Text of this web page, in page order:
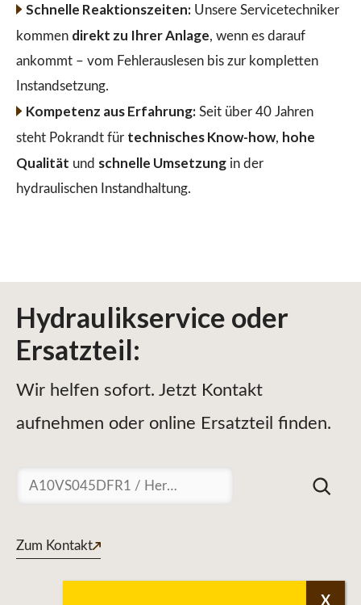
Schnelle Reaktionszeiten:Unsere Servicetechniker
kommen direkt zu Ihrer Anlage, wenn es darauf
ankommt – vom Fehlerauslesen bis zur kompletten
Instandsetzung.
Kompetenz aus Erfahrung:Seit über 40 Jahren
steht Pokrandt für technisches Know-how, hohe
Qualität und schnelle Umsetzung in der
hydraulischen Instandhaltung.
Hydraulikservice oder
Ersatzteil:
Wir helfen sofort. Jetzt Kontakt
aufnehmen oder online Ersatzteil finden.
Suchen
Zum Kontakt